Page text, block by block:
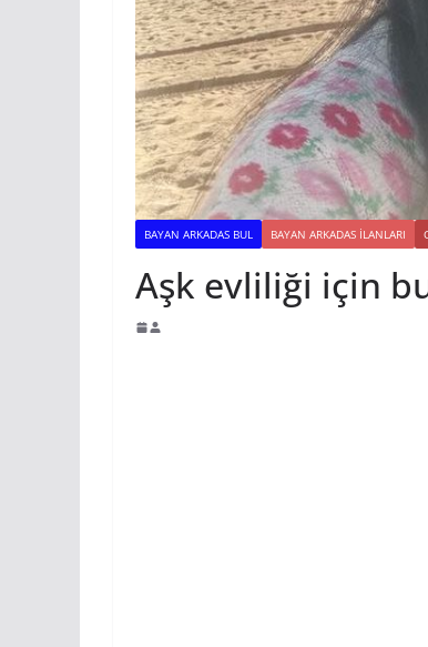
BAYAN ARKADAS BUL BAYAN ARKADAS ILANLARI
Aşk evliliği için